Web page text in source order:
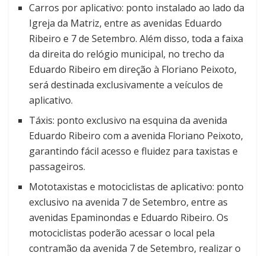
Carros por aplicativo: ponto instalado ao lado da
Igreja da Matriz, entre as avenidas Eduardo
Ribeiro e 7 de Setembro. Além disso, toda a faixa
da direita do relógio municipal, no trecho da
Eduardo Ribeiro em direção à Floriano Peixoto,
será destinada exclusivamente a veículos de
aplicativo.
Táxis: ponto exclusivo na esquina da avenida
Eduardo Ribeiro com a avenida Floriano Peixoto,
garantindo fácil acesso e fluidez para taxistas e
passageiros.
Mototaxistas e motociclistas de aplicativo: ponto
exclusivo na avenida 7 de Setembro, entre as
avenidas Epaminondas e Eduardo Ribeiro. Os
motociclistas poderão acessar o local pela
contramão da avenida 7 de Setembro, realizar o